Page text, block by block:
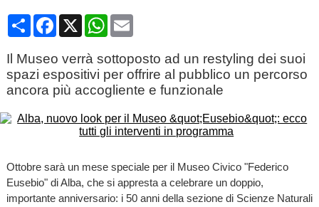
CondividiFacebook
X WhatsApp
Email
Il Museo verrà sottoposto ad un restyling dei suoi
spazi espositivi per offrire al pubblico un percorso
ancora più accogliente e funzionale
Ottobre sarà un mese speciale per il Museo Civico "Federico
Eusebio" di Alba, che si appresta a celebrare un doppio,
importante anniversario: i 50 anni della sezione di Scienze Naturali